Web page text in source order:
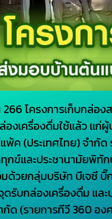
266 โครงการเก็บกล่
องเครื่องดื่มใช้แล้ว
พ้ค (ประเทศไทย) จำ
กข์และประชานามัยพิ
ด้วยกลุ่มบริษัท บีเจซี
ดรับกล่องเครื่องดื่ม แ
ำกัด (รายการทีวี 360